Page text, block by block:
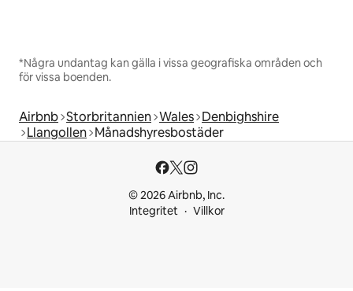
*Några undantag kan gälla i vissa geografiska områden och
för vissa boenden.
Airbnb Storbritannien Wales Denbighshire
Llangollen Månadshyresbostäder
© 2026 Airbnb, Inc.
Integritet
Villkor